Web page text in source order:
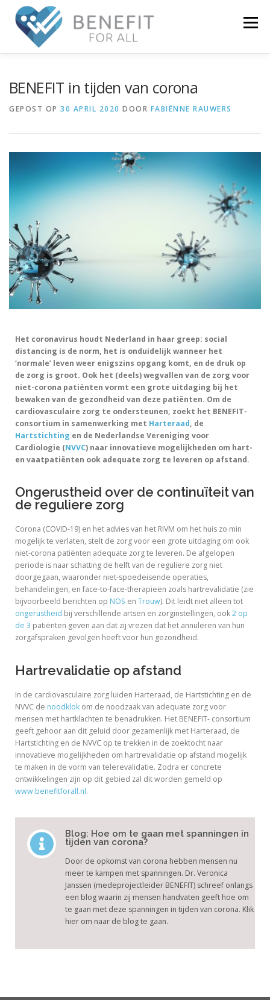
Menu
BENEFIT in tijden van corona
GEPOST OP 30 APRIL 2020 DOOR FABIËNNE RAUWERS
Het coronavirus houdt Nederland in haar greep: social
distancing is de norm, het is onduidelijk wanneer het
‘normale’ leven weer enigszins opgang komt, en de druk op
de zorg is groot. Ook het (deels) wegvallen van de zorg voor
niet-corona patiënten vormt een grote uitdaging bij het
bewaken van de gezondheid van deze patiënten. Om de
cardiovasculaire zorg te ondersteunen, zoekt het BENEFIT-
consortium in samenwerking met Harteraad, de
Hartstichting en de Nederlandse Vereniging voor
Cardiologie (NVVC) naar innovatieve mogelijkheden om hart-
en vaatpatiënten ook adequate zorg te leveren op afstand.
Ongerustheid over de continuïteit van
de reguliere zorg
Corona (COVID-19) en het advies van het RIVM om het huis zo min
mogelijk te verlaten, stelt de zorg voor een grote uitdaging om ook
niet-corona patiënten adequate zorg te leveren. De afgelopen
periode is naar schatting de helft van de reguliere zorg niet
doorgegaan, waaronder niet-spoedeisende operaties,
behandelingen, en face-to-face-therapieën zoals hartrevalidatie (zie
bijvoorbeeld berichten op NOS en Trouw). Dit leidt niet alleen tot
ongerustheid bij verschillende artsen en zorginstellingen, ook2 op
de 3 patiënten geven aan dat zij vrezen dat het annuleren van hun
zorgafspraken gevolgen heeft voor hun gezondheid.
Hartrevalidatie op afstand
In de cardiovasculaire zorg luiden Harteraad, de Hartstichting en de
NVVC de noodklok om de noodzaak van adequate zorg voor
mensen met hartklachten te benadrukken. Het BENEFIT- consortium
geeft gehoor aan dit geluid door gezamenlijk met Harteraad, de
Hartstichting en de NVVC op te trekken in de zoektocht naar
innovatieve mogelijkheden om hartrevalidatie op afstand mogelijk
te maken in de vorm van telerevalidatie. Zodra er concrete
ontwikkelingen zijn op dit gebied zal dit worden gemeld op
www.benefitforall.nl.
Blog: Hoe om te gaan met spanningen in
tijden van corona?
Door de opkomst van corona hebben mensen nu
meer te kampen met spanningen. Dr. Veronica
Janssen (medeprojectleider BENEFIT) schreef onlangs
een blog waarin zij mensen handvaten geeft hoe om
te gaan met deze spanningen in tijden van corona. Klik
hier om naar de blog te gaan.